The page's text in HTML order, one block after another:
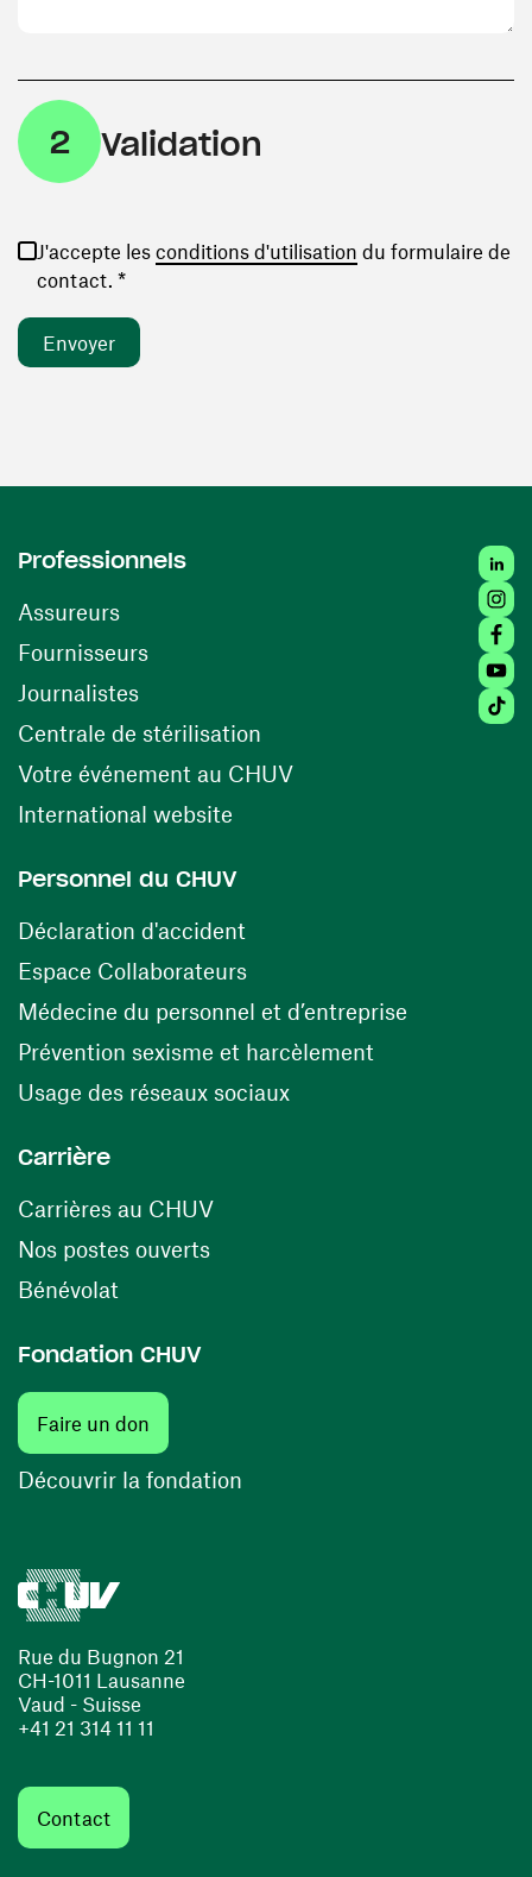
2 Validation
J'accepte les conditions d'utilisation (ouvre une
du formulaire de
contact. *
Rue du Bugnon 21
CH-1011 Lausanne
Vaud - Suisse
+41 21 314 11 11
Contact
Professionnels
Assureurs
Fournisseurs(ouvre une nouvelle fenêtre)
Journalistes
Centrale de stérilisation (ouvre une nouvelle
Votre événement au CHUV(ouvre une nouvelle
International website
Personnel du CHUV
Déclaration d'accident
Espace Collaborateurs(ouvre une nouvelle fenêtre)
Médecine du personnel et d’entreprise
Prévention sexisme et harcèlement
Usage des réseaux sociaux(ouvre une nouvelle
Carrière
Carrières au CHUV(ouvre une nouvelle fenêtre)
Nos postes ouverts(ouvre une nouvelle fenêtre)
Bénévolat
Fondation CHUV
Faire un don
Découvrir la fondation